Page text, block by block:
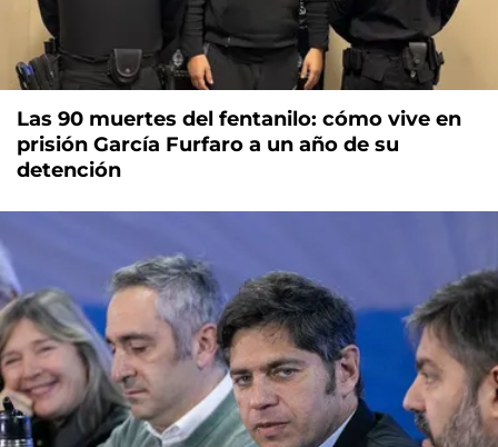
Las 90 muertes del fentanilo: cómo vive en
prisión García Furfaro a un año de su
detención